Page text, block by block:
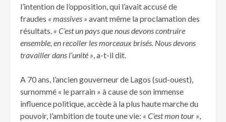
l’intention de l’opposition, qui l’avait accusé de
fraudes « massives » avant même la proclamation des
résultats. « C’est un pays que nous devons contruire
ensemble, en recoller les morceaux brisés. Nous devons
travailler dans l’unité », a-t-il dit.
A 70 ans, l’ancien gouverneur de Lagos (sud-ouest),
surnommé « le parrain » à cause de son immense
influence politique, accède à la plus haute marche du
pouvoir, l’ambition de toute une vie: « C’est mon tour »,